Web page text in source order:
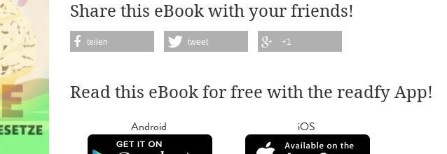
Share this eBook with your friends!
teilen tweet +1
Read this eBook for free with the readfy App!
Android iOS